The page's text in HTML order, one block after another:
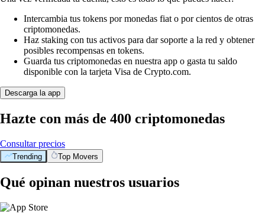
Intercambia tus tokens por monedas fiat o por cientos de otras
criptomonedas.
Haz staking con tus activos para dar soporte a la red y obtener
posibles recompensas en tokens.
Guarda tus criptomonedas en nuestra app o gasta tu saldo
disponible con la tarjeta Visa de Crypto.com.
Descarga la app
Hazte con más de 400 criptomonedas
Consultar precios
Trending Top Movers
Qué opinan nuestros usuarios